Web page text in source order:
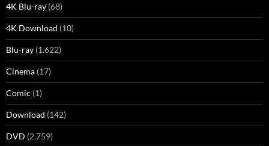
4K Blu-ray (68)
4K Download (10)
Blu-ray (1.622)
Cinema (17)
Comic (1)
Download (142)
DVD (2.759)